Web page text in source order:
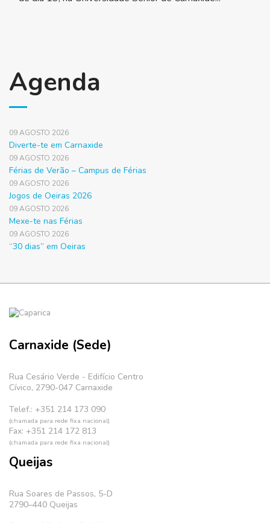
Agenda
09 AGOSTO 2026
Diverte-te em Carnaxide
09 AGOSTO 2026
Férias de Verão – Campus de Férias
09 AGOSTO 2026
Jogos de Oeiras 2026
09 AGOSTO 2026
Mexe-te nas Férias
09 AGOSTO 2026
“30 dias” em Oeiras
Carnaxide (Sede)
Rua Cesário Verde - Edifício Centro
Cívico, 2790-047 Carnaxide
Telef.: +351 214 173 090
(chamada para rede fixa nacional)
Fax: +351 214 172 813
(chamada para rede fixa nacional)
Queijas
Rua Soares de Passos, 5-D
2790–440 Queijas